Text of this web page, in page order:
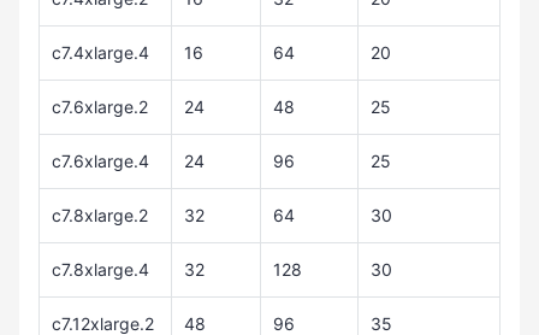
c7.4xlarge.4 16 64 20
c7.6xlarge.2 24 48 25
c7.6xlarge.4 24 96 25
c7.8xlarge.2 32 64 30
c7.8xlarge.4 32 128 30
c7.12xlarge.2 48 96 35